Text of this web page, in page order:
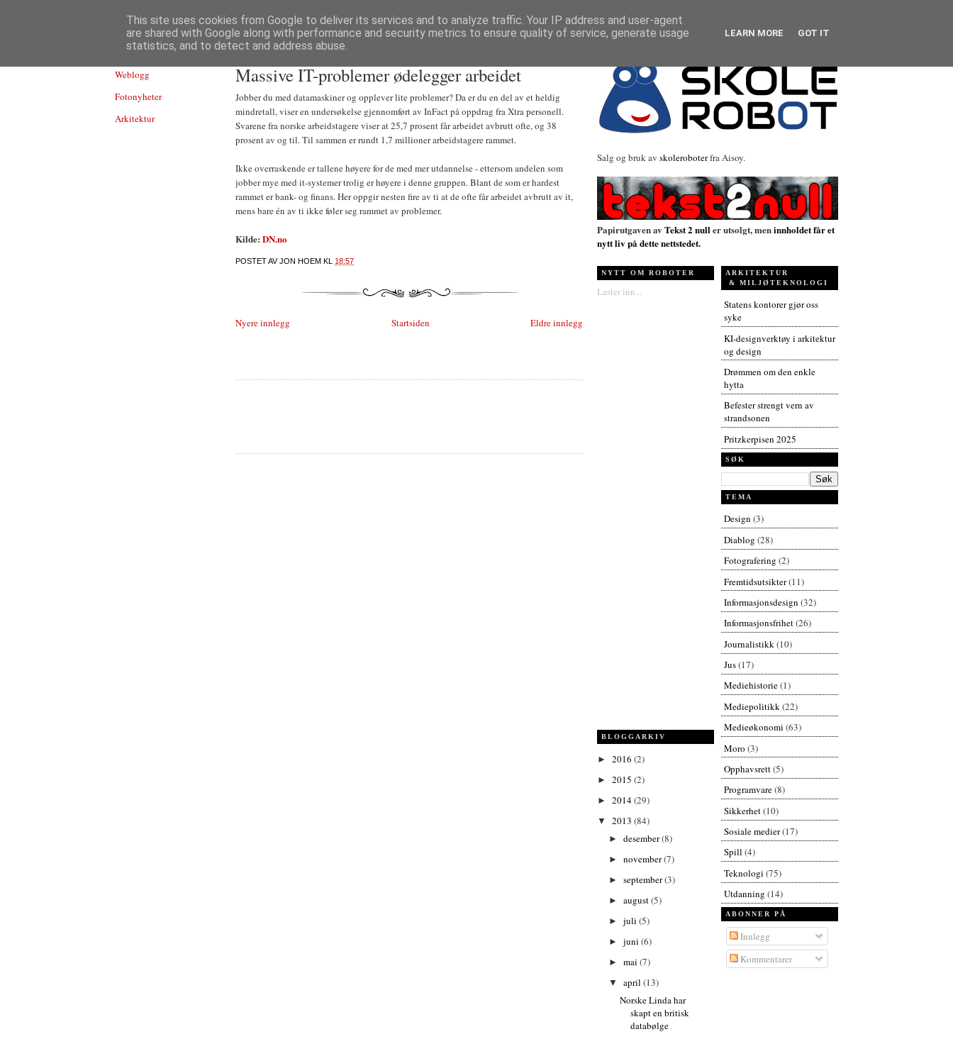
TEKNOLOGINYHETER
Weblogg
Fotonyheter
Arkitektur
Massive IT-problemer ødelegger arbeidet
Jobber du med datamaskiner og opplever lite problemer? Da er du en del av et heldig
mindretall, viser en undersøkelse gjennomført av InFact på oppdrag fra Xtra personell.
Svarene fra norske arbeidstagere viser at 25,7 prosent får arbeidet avbrutt ofte, og 38
prosent av og til. Til sammen er rundt 1,7 millioner arbeidstagere rammet.
Ikke overraskende er tallene høyere for de med mer utdannelse - ettersom andelen som
jobber mye med it-systemer trolig er høyere i denne gruppen. Blant de som er hardest
rammet er bank- og finans. Her oppgir nesten fire av ti at de ofte får arbeidet avbrutt av it,
mens bare én av ti ikke føler seg rammet av problemer.
Kilde: DN.no
POSTET AVJON HOEM KL 18:57
Nyere innlegg Eldre innlegg
Startsiden
Salg og bruk av skoleroboterfra Aisoy.
Papirutgaven av Tekst 2 null er utsolgt, meninnholdet får et
nytt liv på dette nettstedet.
NYTT OM ROBOTER
Laster inn...
BLOGGARKIV
► 2016 (2)
► 2015 (2)
► 2014(29)
▼ 2013 (84)
► desember(8)
► november(7)
► september(3)
► august(5)
► juli (5)
► juni (6)
► mai (7)
▼ april (13)
Norske Linda har
skapt en britisk
databølge
ARKITEKTUR
& MILJØTEKNOLOGI
Statens kontorer gjør oss
syke
KI-designverktøy i arkitektur
og design
Drømmen om den enkle
hytta
Befester strengt vern av
strandsonen
Pritzkerpisen 2025
SØK
TEMA
Design (3)
Diablog (28)
Fotografering (2)
Fremtidsutsikter(11)
Informasjonsdesign (32)
Informasjonsfrihet(26)
Journalistikk(10)
Jus(17)
Mediehistorie(1)
Mediepolitikk(22)
Medieøkonomi (63)
Moro (3)
Opphavsrett(5)
Programvare(8)
Sikkerhet(10)
Sosiale medier(17)
Spill (4)
Teknologi (75)
Utdanning (14)
ABONNER PÅ
Innlegg
Kommentarer
This site uses cookies from Google to deliver its services and to analyze traffic. Your IP address and user-agent
are shared with Google along with performance and security metrics to ensure quality of service, generate usage
statistics, and to detect and address abuse.
LEARN MORE GOT IT